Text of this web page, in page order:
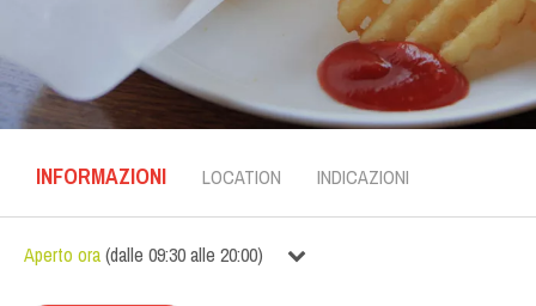
INFORMAZIONI LOCATION INDICAZIONI
Aperto ora(dalle 09:30alle 20:00)